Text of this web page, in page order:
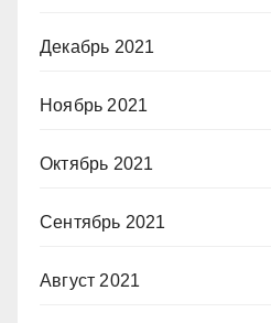
Декабрь 2021
Ноябрь 2021
Октябрь 2021
Сентябрь 2021
Август 2021